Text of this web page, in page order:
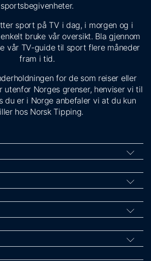
sportsbegivenheter.
sport på TV i dag, i morgen og i
bruke vår oversikt. Bla gjennom
vår TV-guide til sport flere måneder
fram i tid.
for de som reiser eller
utenfor Norges grenser, henviser vi til
du er i Norge anbefaler vi at du kun
hos Norsk Tipping.